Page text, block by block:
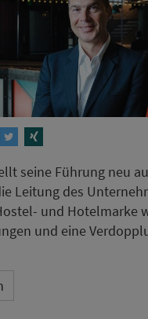
seine Führung neu
Leitung des
und Hotelmarke
und eine